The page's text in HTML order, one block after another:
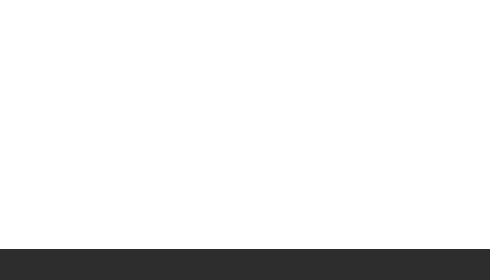
“অসহযোগ” আন্দোলনের হুমকি